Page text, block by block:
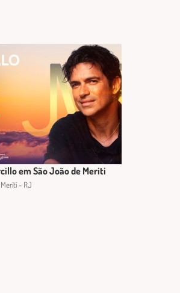
em São João de Meriti
- RJ